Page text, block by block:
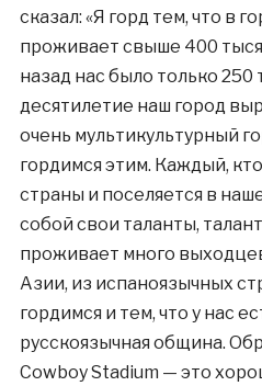
сказал: «Я горд тем, что в
проживает свыше 400
назад нас было только 250
десятилетие наш город
очень мультикультурный
гордимся этим. Каждый,
страны и поселяется в
собой свои таланты,
проживает много
Азии, из испаноязычных
гордимся и тем, что у нас
русскоязычная община.
Cowboy Stadium — это